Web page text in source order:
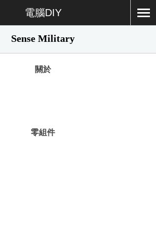
電腦DIY
Sense Military
關於
零組件